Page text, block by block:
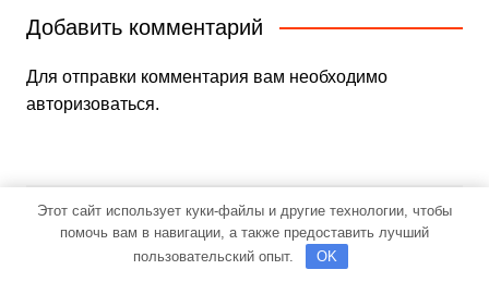
Добавить комментарий
Для отправки комментария вам необходимо
авторизоваться.
Поиск
Этот сайт использует куки-файлы и другие технологии, чтобы
помочь вам в навигации, а также предоставить лучший
пользовательский опыт.
OK